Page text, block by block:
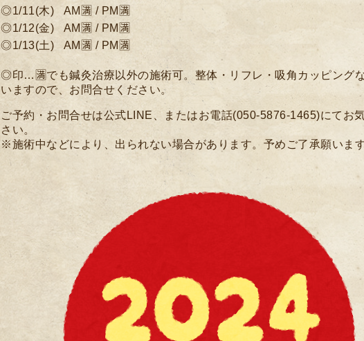
◎1/11(木) AM🈵 / PM🈵
◎1/12(金) AM🈵 / PM🈵
◎1/13(土) AM🈵 / PM🈵
◎印…🈵でも鍼灸治療以外の施術可。整体・リフレ・吸角カッピング
いますので、 お問合せください。
ご予約・お問合せは公式LINE、またはお電話(050-5876-1465)にてお
さい。
※施術中などにより、出られない場合があります。予めご了承願います